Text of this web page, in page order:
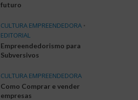
futuro
CULTURA EMPREENDEDORA •
EDITORIAL
Empreendedorismo para
Subversivos
CULTURA EMPREENDEDORA
Como Comprar e vender
empresas